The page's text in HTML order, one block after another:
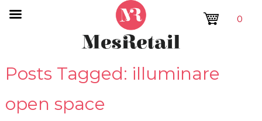
0
Posts Tagged: illuminare
open space